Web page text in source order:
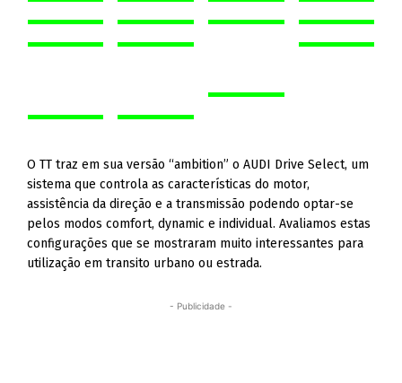
O TT traz em sua versão “ambition” o AUDI Drive Select, um
pelos modos comfort, dynamic e individual. Avaliamos estas
configurações que se mostraram muito interessantes para
utilização em transito urbano ou estrada.